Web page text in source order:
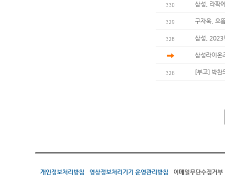
330 삼성, 라팍
329 구자욱, 으
328 삼성, 2023
삼성라이온
326 [부고] 박찬
개인정보처리방침 영상정보처리기기 운영관리방침 이메일무단수집거부